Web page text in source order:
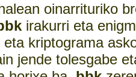
oinarrituriko
irakurri eta
kriptograma
jende tolesgabe